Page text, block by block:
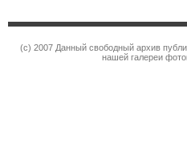
(c) 2007 Данный свободный архив
нашей галереи